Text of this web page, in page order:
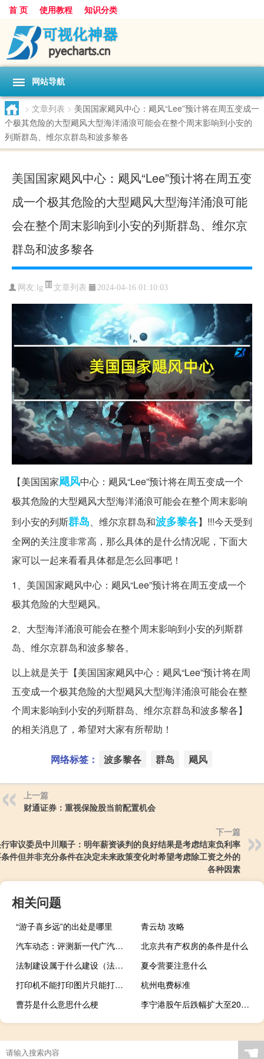
首 页 使用教程 知识分类
网站导航
> 文章列表 > 美国国家飓风中心：飓风“Lee”预计将在周五变成一
个极其危险的大型飓风大型海洋涌浪可能会在整个周末影响到小安的
列斯群岛、维尔京群岛和波多黎各
美国国家飓风中心：飓风“Lee”预计将在周五变
成一个极其危险的大型飓风大型海洋涌浪可能
会在整个周末影响到小安的列斯群岛、维尔京
群岛和波多黎各
网友: lg 文章列表 2024-04-16 01:10:03
【美国国家飓风中心：飓风“Lee”预计将在周五变成一个
极其危险的大型飓风大型海洋涌浪可能会在整个周末影响
到小安的列斯群岛、维尔京群岛和波多黎各】!!!今天受到
全网的关注度非常高，那么具体的是什么情况呢，下面大
家可以一起来看看具体都是怎么回事吧！
1、美国国家飓风中心：飓风“Lee”预计将在周五变成一个
极其危险的大型飓风。
2、大型海洋涌浪可能会在整个周末影响到小安的列斯群
岛、维尔京群岛和波多黎各。
以上就是关于【美国国家飓风中心：飓风“Lee”预计将在周
五变成一个极其危险的大型飓风大型海洋涌浪可能会在整
个周末影响到小安的列斯群岛、维尔京群岛和波多黎各】
的相关消息了，希望对大家有所帮助！
网络标签： 波多黎各 群岛 飓风
上一篇
财通证券：重视保险股当前配置机会
下一篇
审议委员中川顺子：明年薪资谈判的良好结果是考虑结束负利率
件但并非充分条件在决定未来政策变化时希望考虑除工资之外的
各种因素
相关问题
“游子喜乡远”的出处是哪里
青云劫 攻略
汽车动态：评测新一代广汽本田怎么样及东风悦达起亚K4 2.0L多少钱
北京共有产权房的条件是什么
法制建设属于什么建设（法制建设与法治建设的区别）
夏令营要注意什么
打印机不能打印图片只能打印文档（打印机不能打印）
杭州电费标准
曹芬是什么意思什么梗
李宁港股午后跌幅扩大至20%公司Q3零售低段增长电商业务同比下降
☚